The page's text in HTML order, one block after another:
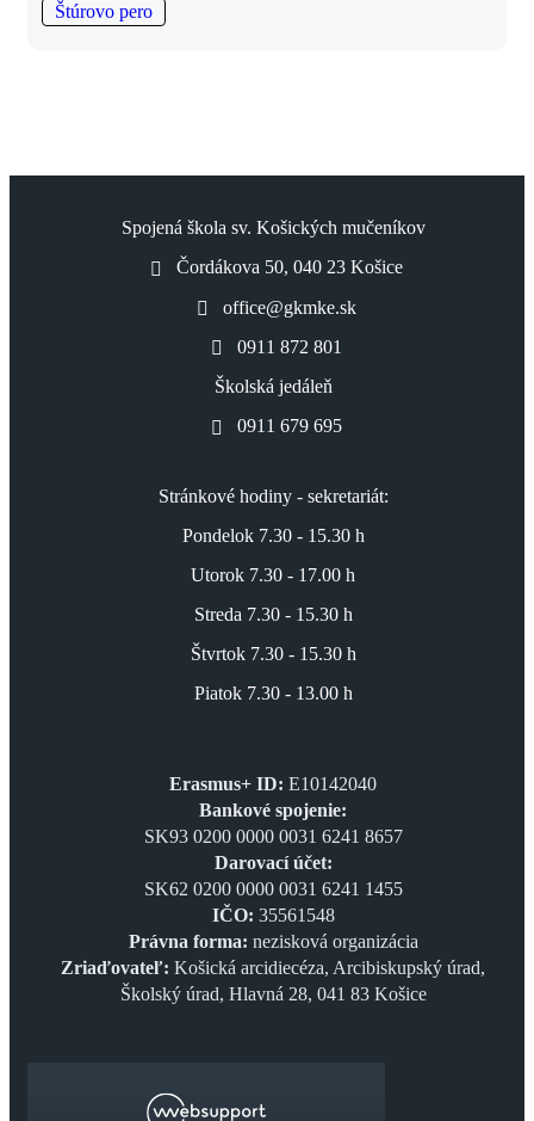
Štúrovo pero
Spojená škola sv. Košických mučeníkov
Čordákova 50, 040 23 Košice
office@gkmke.sk
0911 872 801
Školská jedáleň
0911 679 695
Stránkové hodiny - sekretariát:
Pondelok 7.30 - 15.30 h
Utorok 7.30 - 17.00 h
Streda 7.30 - 15.30 h
Štvrtok 7.30 - 15.30 h
Piatok 7.30 - 13.00 h
Erasmus+ ID: E10142040
Bankové spojenie:
SK93 0200 0000 0031 6241 8657
Darovací účet:
SK62 0200 0000 0031 6241 1455
IČO: 35561548
Právna forma: nezisková organizácia
Zriaďovateľ: Košická arcidiecéza, Arcibiskupský úrad,
Školský úrad, Hlavná 28, 041 83 Košice